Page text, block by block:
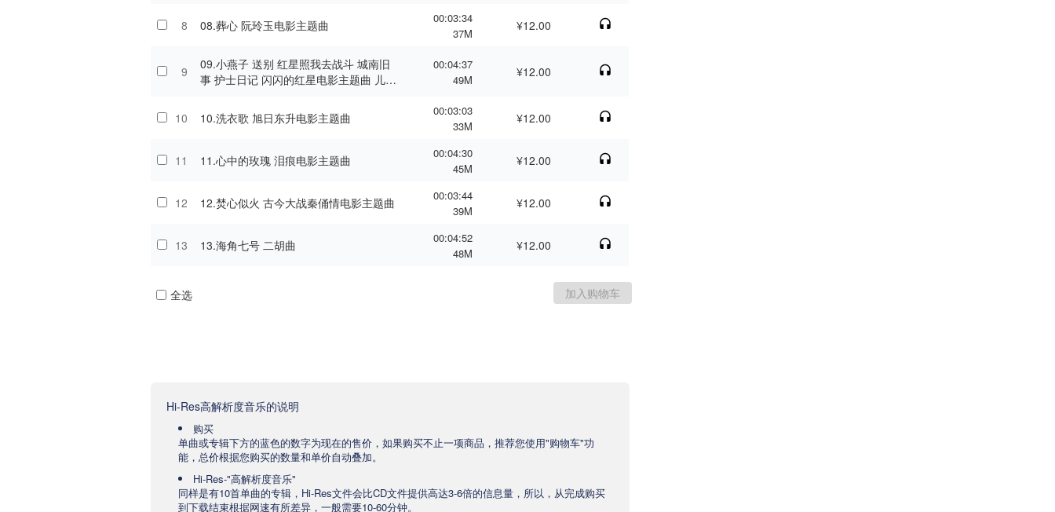
8 08.葬心 阮玲玉电影主题曲
00:03:34
37M
¥12.00
9
09.小燕子 送别 红星照我去战斗 城南旧
事 护士日记 闪闪的红星电影主题曲 儿童
00:04:37
49M
¥12.00
10 10.洗衣歌 旭日东升电影主题曲
00:03:03
33M
¥12.00
11 11.心中的玫瑰 泪痕电影主题曲
00:04:30
45M
¥12.00
12 12.焚心似火 古今大战秦俑情电影主题曲
00:03:44
39M
¥12.00
13 13.海角七号 二胡曲
00:04:52
48M
¥12.00
全选
Hi-Res高解析度音乐的说明
购买
单曲或专辑下方的蓝色的数字为现在的售价，如果购买不止一项商品，推荐您使用"购物车"功
能，总价根据您购买的数量和单价自动叠加。
Hi-Res-"高解析度音乐"
同样是有10首单曲的专辑，Hi-Res文件会比CD文件提供高达3-6倍的信息量，所以，从完成购买
到下载结束根据网速有所差异，一般需要10-60分钟。